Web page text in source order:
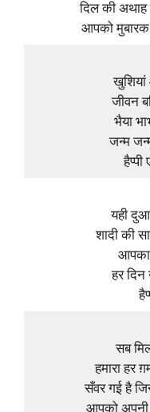
दिल की अथाह
आपको मुबारक
खुशियां
जीवन
भैया
जन्म
हैप्पी
यही
शादी की
आपका
हर
सब
हमारा हर
सँवर गई है
आपको अपनी